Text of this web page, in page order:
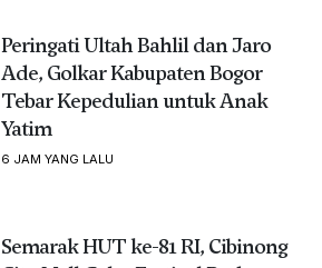
Peringati Ultah Bahlil dan Jaro
Ade, Golkar Kabupaten Bogor
Tebar Kepedulian untuk Anak
Yatim
6 JAM YANG LALU
Semarak HUT ke-81 RI, Cibinong